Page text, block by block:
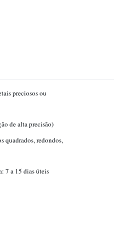
preciosos ou
de alta precisão)
quadrados, redondos,
7 a 15 dias úteis